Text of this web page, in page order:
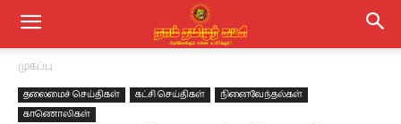
முகப்பு
தலைமைச் செய்திகள் கட்சி செய்திகள்
நினைவேந்தல்கள்
காணொலிகள்